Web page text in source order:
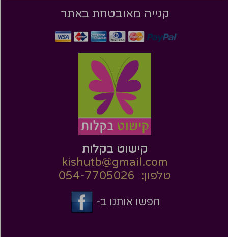
קנייה מאובטחת באתר
קישוט בקלות
kishutb@gmail.com
טלפון: 054-7705026
חפשו אותנו ב-